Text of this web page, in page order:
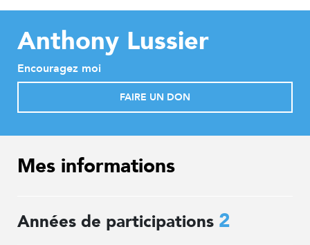
Anthony Lussier
Encouragez moi
FAIRE UN DON
Mes informations
Années de participations 2